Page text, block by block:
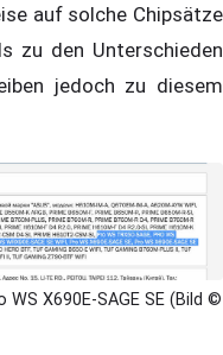
auf solche Chipsätze
zu den Unterschieden
jedoch zu diesem
WS X690E-SAGE SE (Bild ©